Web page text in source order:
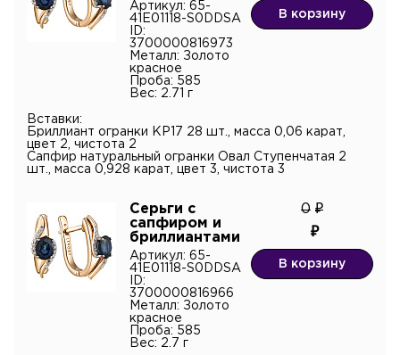
Артикул: 65-
41E01118-S0DDSA
ID:
3700000816973
Металл: Золото
красное
Проба: 585
Вес: 2.71 г
В корзину
Вставки:
Бриллиант огранки КР17 28 шт., масса 0,06 карат,
цвет 2, чистота 2
Сапфир натуральный огранки Овал Ступенчатая 2
шт., масса 0,928 карат, цвет 3, чистота 3
Серьги с
сапфиром и
бриллиантами
Артикул: 65-
41E01118-S0DDSA
ID:
3700000816966
Металл: Золото
красное
Проба: 585
Вес: 2.7 г
0
В корзину